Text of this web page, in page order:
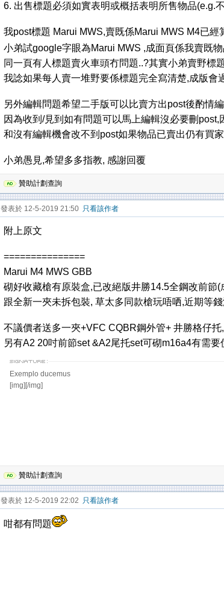
6. 出售標題必須如實表明或概括表明所售物品(e.g.
我post標題 Marui MWS,賣既係Marui MWS M4已經
小弟試google字眼為Marui MWS ,成面頁係我賣既
同一頁有人標題賣火車頭冇問題..?其實小弟賣野標
我諗如果每人賣一堆野要係標題完全寫清楚,成版會
另外編輯問題希望二手版可以比賣方出post後酌情
因為收到/見到如有問題可以馬上編輯沒必要刪
和沒有編輯機會改不到post如果物品已賣出仍有買
小弟愚見,希望多多指教, 感謝回覆
贊助計劃查詢
發表於 12-5-2019 21:50 只看該作者
附上原文
===============
Marui M4 MWS GBB
砌好收藏槍有原裝盒,已改絕版井勝14.5全鋼改前
跟全新一夾未拆包裝, 草太多同款槍玩唔哂,近期等
不議價者送多一夾+VFC CQBR鋼外管+ 井勝格仔
另有A2 20吋前節set &A2尾托set可砌m16a4有需
Exemplo ducemus
[img][/img]
贊助計劃查詢
發表於 12-5-2019 22:02 只看該作者
咁都有問題